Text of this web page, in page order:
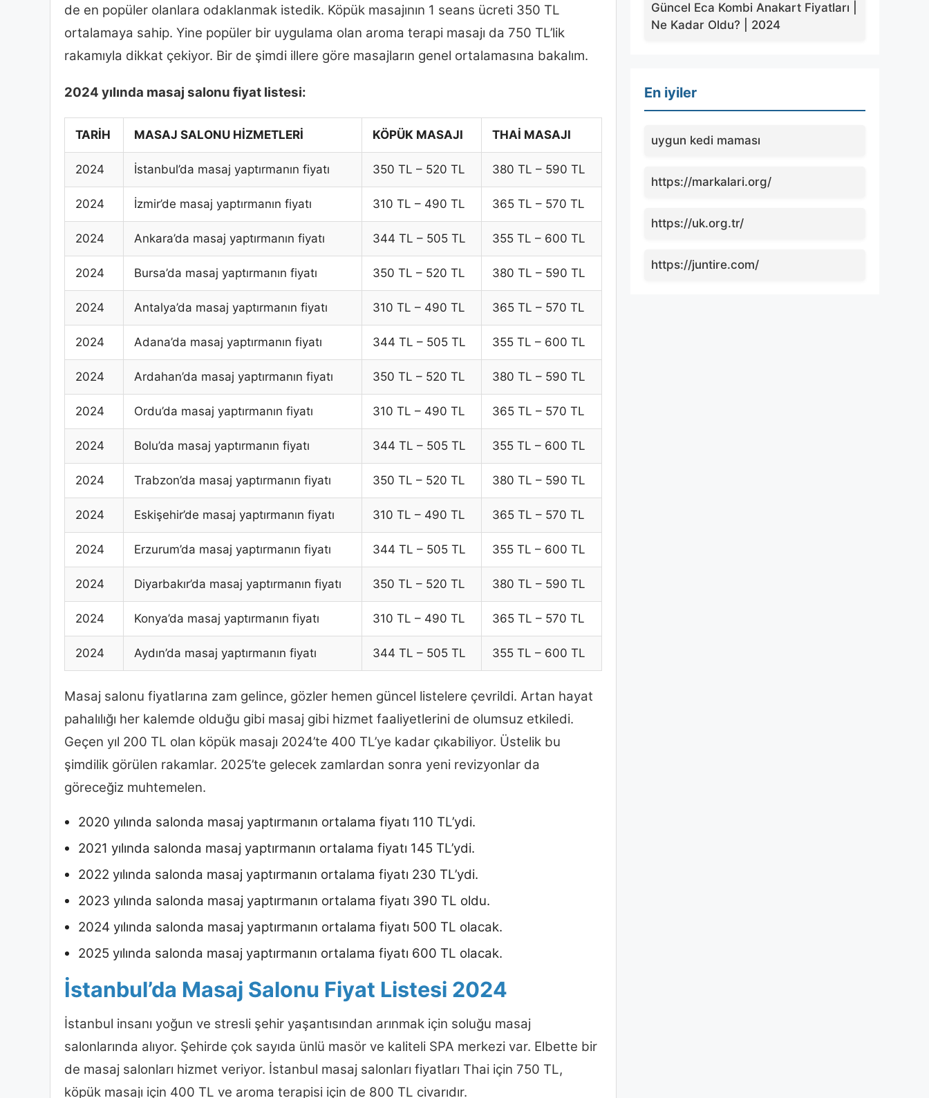
de en popüler olanlara odaklanmak istedik. Köpük masajının 1 seans ücreti 350 TL
ortalamaya sahip. Yine popüler bir uygulama olan aroma terapi masajı da 750 TL’lik
rakamıyla dikkat çekiyor. Bir de şimdi illere göre masajların genel ortalamasına bakalım.
2024 yılında masaj salonu fiyat listesi:
TARİH MASAJ SALONU HİZMETLERİ KÖPÜK MASAJI THAİ MASAJI
2024 İstanbul’da masaj yaptırmanın fiyatı 350 TL – 520 TL 380 TL – 590 TL
2024 İzmir’de masaj yaptırmanın fiyatı 310 TL – 490 TL 365 TL – 570 TL
2024 Ankara’da masaj yaptırmanın fiyatı 344 TL – 505 TL 355 TL – 600 TL
2024 Bursa’da masaj yaptırmanın fiyatı 350 TL – 520 TL 380 TL – 590 TL
2024 Antalya’da masaj yaptırmanın fiyatı 310 TL – 490 TL 365 TL – 570 TL
2024 Adana’da masaj yaptırmanın fiyatı 344 TL – 505 TL 355 TL – 600 TL
2024 Ardahan’da masaj yaptırmanın fiyatı 350 TL – 520 TL 380 TL – 590 TL
2024 Ordu’da masaj yaptırmanın fiyatı 310 TL – 490 TL 365 TL – 570 TL
2024 Bolu’da masaj yaptırmanın fiyatı 344 TL – 505 TL 355 TL – 600 TL
2024 Trabzon’da masaj yaptırmanın fiyatı 350 TL – 520 TL 380 TL – 590 TL
2024 Eskişehir’de masaj yaptırmanın fiyatı 310 TL – 490 TL 365 TL – 570 TL
2024 Erzurum’da masaj yaptırmanın fiyatı 344 TL – 505 TL 355 TL – 600 TL
2024 Diyarbakır’da masaj yaptırmanın fiyatı 350 TL – 520 TL 380 TL – 590 TL
2024 Konya’da masaj yaptırmanın fiyatı 310 TL – 490 TL 365 TL – 570 TL
2024 Aydın’da masaj yaptırmanın fiyatı 344 TL – 505 TL 355 TL – 600 TL
Masaj salonu fiyatlarına zam gelince, gözler hemen güncel listelere çevrildi. Artan hayat
pahalılığı her kalemde olduğu gibi masaj gibi hizmet faaliyetlerini de olumsuz etkiledi.
Geçen yıl 200 TL olan köpük masajı 2024’te 400 TL’ye kadar çıkabiliyor. Üstelik bu
şimdilik görülen rakamlar. 2025’te gelecek zamlardan sonra yeni revizyonlar da
göreceğiz muhtemelen.
2020 yılında salonda masaj yaptırmanın ortalama fiyatı 110 TL’ydi.
2021 yılında salonda masaj yaptırmanın ortalama fiyatı 145 TL’ydi.
2022 yılında salonda masaj yaptırmanın ortalama fiyatı 230 TL’ydi.
2023 yılında salonda masaj yaptırmanın ortalama fiyatı 390 TL oldu.
2024 yılında salonda masaj yaptırmanın ortalama fiyatı 500 TL olacak.
2025 yılında salonda masaj yaptırmanın ortalama fiyatı 600 TL olacak.
İstanbul’da Masaj Salonu Fiyat Listesi 2024
İstanbul insanı yoğun ve stresli şehir yaşantısından arınmak için soluğu masaj
salonlarında alıyor. Şehirde çok sayıda ünlü masör ve kaliteli SPA merkezi var. Elbette bir
de masaj salonları hizmet veriyor. İstanbul masaj salonları fiyatları Thai için 750 TL,
köpük masajı için 400 TL ve aroma terapisi için de 800 TL civarıdır.
Güncel Eca Kombi Anakart Fiyatları |
Ne Kadar Oldu? | 2024
En iyiler
uygun kedi maması
https://markalari.org/
https://uk.org.tr/
https://juntire.com/